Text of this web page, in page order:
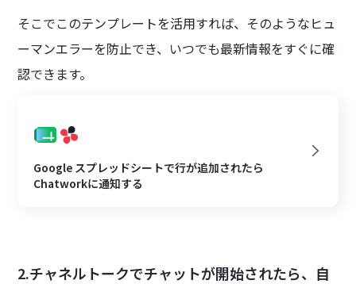
そこでこのテンプレートを活用すれば、そのようなヒュ
ーマンエラーを防止でき、いつでも最新情報をすぐに確
認できます。
Google スプレッドシートで行が追加されたら
Chatworkに通知する
2.チャネルトークでチャットが開始されたら、自